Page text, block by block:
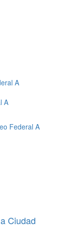
A
A
Federal A
Ciudad